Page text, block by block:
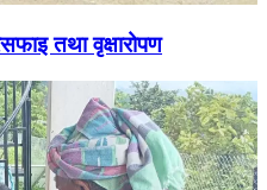
तथा वृक्षारोपण